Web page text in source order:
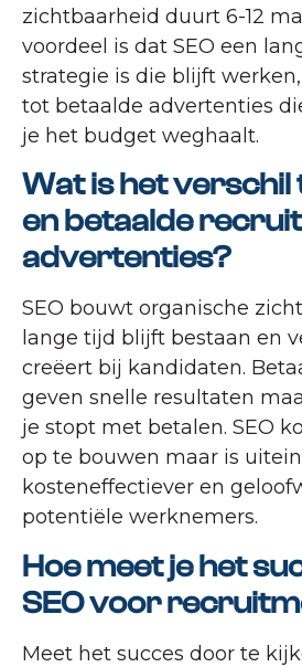
zichtbaarheid duurt 6-12
voordeel is dat SEO een
strategie is die blijft
tot betaalde advertenties
je het budget weghaalt.
Wat is het verschil
en betaalde
advertenties?
SEO bouwt organische
lange tijd blijft bestaan en
creëert bij kandidaten.
geven snelle resultaten
je stopt met betalen. SEO
op te bouwen maar is
kosteneffectiever en
potentiële werknemers.
Hoe meet je het
SEO voor
Meet het succes door te